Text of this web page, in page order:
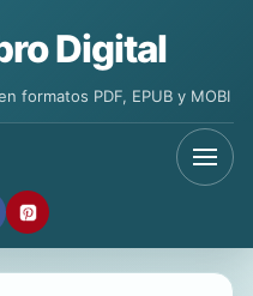
Digital
formatos PDF, EPUB y MOBI